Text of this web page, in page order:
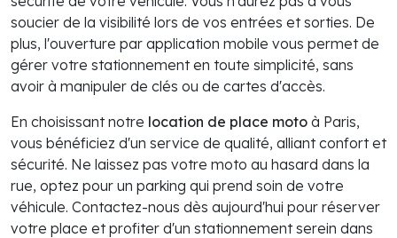
soucier de la visibilité lors de vos entrées et sorties. De
plus, l'ouverture par application mobile vous permet de
gérer votre stationnement en toute simplicité, sans
avoir à manipuler de clés ou de cartes d'accès.
En choisissant notre location de place moto à Paris,
vous bénéficiez d'un service de qualité, alliant confort et
sécurité. Ne laissez pas votre moto au hasard dans la
rue, optez pour un parking qui prend soin de votre
véhicule. Contactez-nous dès aujourd'hui pour réserver
votre place et profiter d'un stationnement serein dans